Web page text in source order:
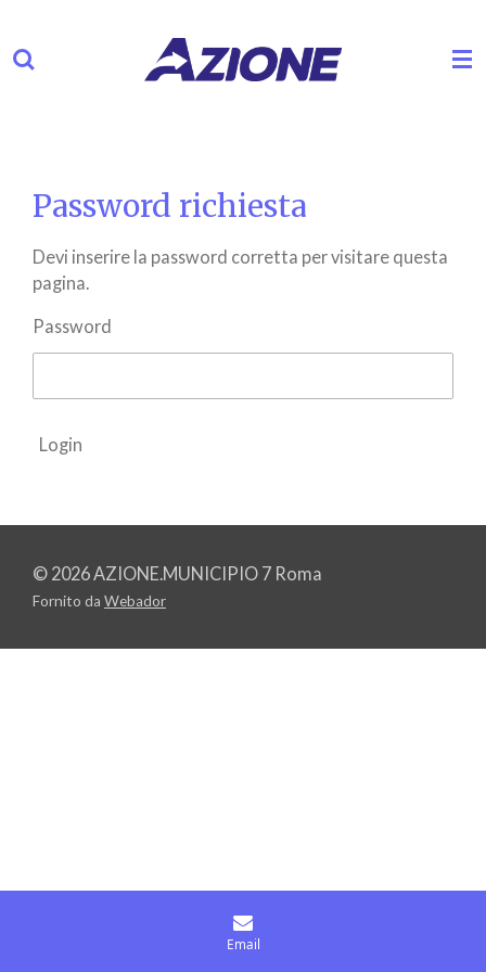
al
contenuto
Password richiesta
Devi inserire la password corretta per visitare questa
pagina.
Password
Login
© 2026 AZIONE.MUNICIPIO 7 Roma
Fornito da Webador
Email